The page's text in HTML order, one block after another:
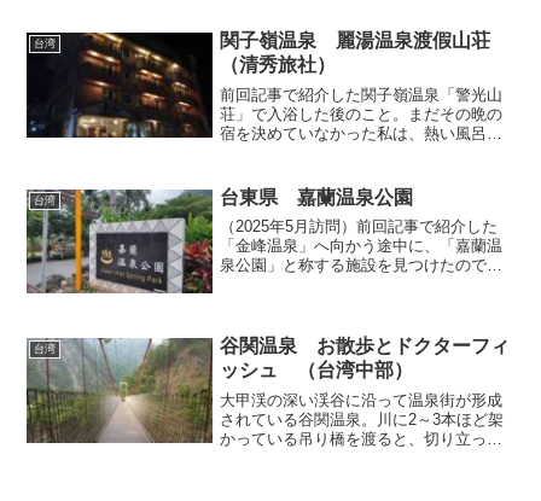
なっているようです。今回の「中横公
路」横断ドライ...
台湾
関子嶺温泉 麗湯温泉渡假山荘
（清秀旅社）
前回記事で紹介した関子嶺温泉「警光山
荘」で入浴した後のこと。まだその晩の
宿を決めていなかった私は、熱い風呂に
子嶺で宿を探すことにしました。台湾屈
指の温泉地である当地には...
台湾 台東県 嘉蘭温泉公園
（2025年5月訪問）前回記事で紹介した
「金峰温泉」へ向かう途中に、「嘉蘭温
泉公園」と称する施設を見つけたので、
い丘の上の嘉蘭集...
台湾
谷関温泉 お散歩とドクターフィ
ッシュ （台湾中部）
大甲渓の深い渓谷に沿って温泉街が形成
されている谷関温泉。川に2～3本ほど架
かっている吊り橋を渡ると、切り立った